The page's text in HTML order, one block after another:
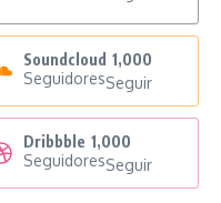
Soundcloud 1,000
SeguidoresSeguir
Dribbble 1,000
SeguidoresSeguir